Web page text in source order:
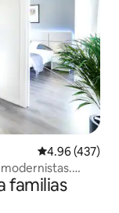
Calificación
4.96 (437)
familias